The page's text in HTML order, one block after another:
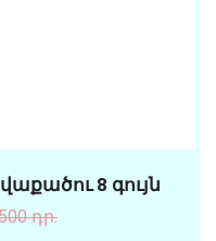
8 գույն
դր.